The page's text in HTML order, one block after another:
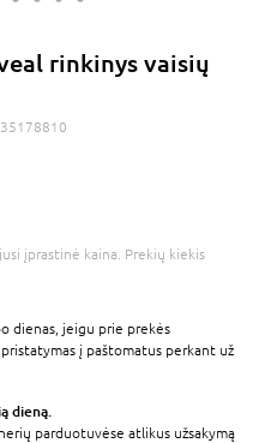
rinkinys vaisių
įprastinė kaina. Prekių kiekis
dienas, jeigu prie prekės
į paštomatus perkant už
dieną.
parduotuvėse atlikus užsakymą